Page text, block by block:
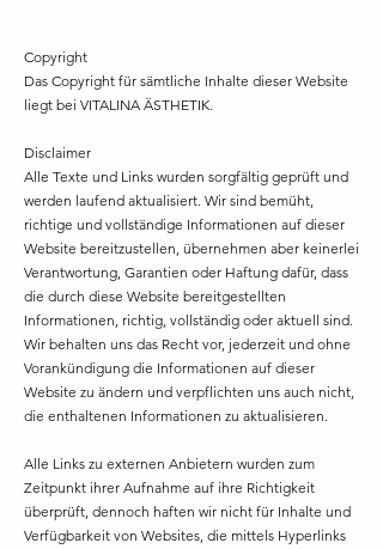
Copyright
Das Copyright für sämtliche Inhalte dieser Website
liegt bei VITALINA ÄSTHETIK.
Disclaimer
Alle Texte und Links wurden sorgfältig geprüft und
werden laufend aktualisiert. Wir sind bemüht,
richtige und vollständige Informationen auf dieser
Website bereitzustellen, übernehmen aber keinerlei
Verantwortung, Garantien oder Haftung dafür, dass
die durch diese Website bereitgestellten
Informationen, richtig, vollständig oder aktuell sind.
Wir behalten uns das Recht vor, jederzeit und ohne
Vorankündigung die Informationen auf dieser
Website zu ändern und verpflichten uns auch nicht,
die enthaltenen Informationen zu aktualisieren.
Alle Links zu externen Anbietern wurden zum
Zeitpunkt ihrer Aufnahme auf ihre Richtigkeit
überprüft, dennoch haften wir nicht für Inhalte und
Verfügbarkeit von Websites, die mittels Hyperlinks